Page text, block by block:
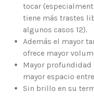
tocar
tiene más trastes
algunos casos 12).
Además el mayor
ofrece mayor
Mayor profundidad
mayor espacio
Sin brillo en su